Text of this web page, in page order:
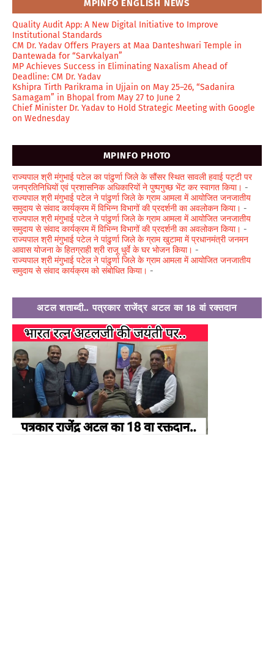
MPINFO ENGLISH NEWS
Quality Audit App: A New Digital Initiative to Improve
Institutional Standards
CM Dr. Yadav Offers Prayers at Maa Danteshwari Temple in
Dantewada for “Sarvkalyan”
MP Achieves Success in Eliminating Naxalism Ahead of
Deadline: CM Dr. Yadav
Kshipra Tirth Parikrama in Ujjain on May 25–26, “Sadanira
Samagam” in Bhopal from May 27 to June 2
Chief Minister Dr. Yadav to Hold Strategic Meeting with Google
on Wednesday
MPINFO PHOTO
राज्यपाल श्री मंगुभाई पटेल का पांढुर्णा जिले के सौंसर स्थित सावली हवाई पट्टी पर
जनप्रतिनिधियों एवं प्रशासनिक अधिकारियों ने पुष्पगुच्छ भेंट कर स्वागत किया। -
राज्यपाल श्री मंगुभाई पटेल ने पांढुर्णा जिले के ग्राम आमला में आयोजित जनजातीय
समुदाय से संवाद कार्यक्रम में विभिन्न विभागों की प्रदर्शनी का अवलोकन किया। -
राज्यपाल श्री मंगुभाई पटेल ने पांढुर्णा जिले के ग्राम आमला में आयोजित जनजातीय
समुदाय से संवाद कार्यक्रम में विभिन्न विभागों की प्रदर्शनी का अवलोकन किया। -
राज्यपाल श्री मंगुभाई पटेल ने पांढुर्णा जिले के ग्राम खुटामा में प्रधानमंत्री जनमन
आवास योजना के हितग्राही श्री राजू धुर्वे के घर भोजन किया। -
राज्यपाल श्री मंगुभाई पटेल ने पांढुर्णा जिले के ग्राम आमला में आयोजित जनजातीय
समुदाय से संवाद कार्यक्रम को संबोधित किया। -
अटल शताब्दी.. पत्रकार राजेंद्र अटल का 18 वां रक्तदान